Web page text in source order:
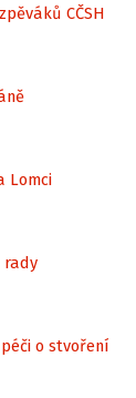
CČSH
Lomci
rady
o stvoření